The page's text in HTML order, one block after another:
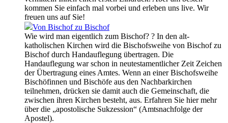
kommen Sie einfach mal vorbei und erleben uns live. Wir
freuen uns auf Sie!
Von Bischof zu Bischof
Wie wird man eigentlich zum Bischof? ? In den alt-
katholischen Kirchen wird die Bischofsweihe von Bischof zu
Bischof durch Handauflegung übertragen. Die
Handauflegung war schon in neutestamentlicher Zeit Zeichen
der Übertragung eines Amtes. Wenn an einer Bischofsweihe
Bischöfinnen und Bischöfe aus den Nachbarkirchen
teilnehmen, drücken sie damit auch die Gemeinschaft, die
zwischen ihren Kirchen besteht, aus. Erfahren Sie hier mehr
über die „apostolische Sukzession“ (Amtsnachfolge der
Apostel).